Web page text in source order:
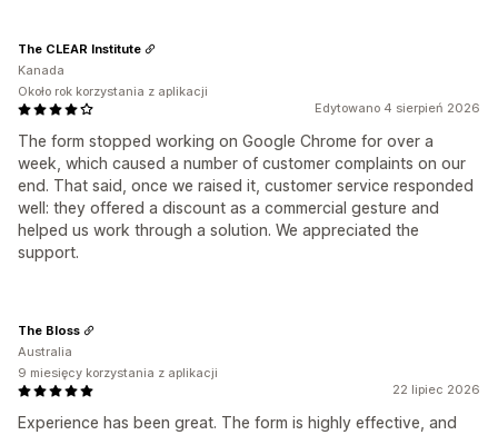
Edytowano 4 sierpień 2026
The form stopped working on Google Chrome for over a
week, which caused a number of customer complaints on our
end. That said, once we raised it, customer service responded
well: they offered a discount as a commercial gesture and
helped us work through a solution. We appreciated the
support.
The CLEAR Institute
Kanada
Około rok korzystania z aplikacji
22 lipiec 2026
Experience has been great. The form is highly effective, and
The Bloss
Australia
9 miesięcy korzystania z aplikacji